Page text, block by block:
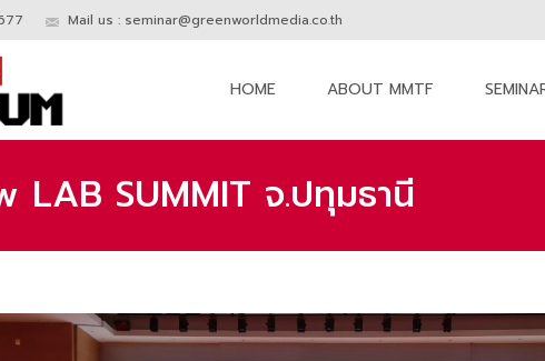
Mail us : seminar@greenworldmedia.co.th
HOME ABOUT MMTF
LAB SUMMIT จ.ปทุมธานี